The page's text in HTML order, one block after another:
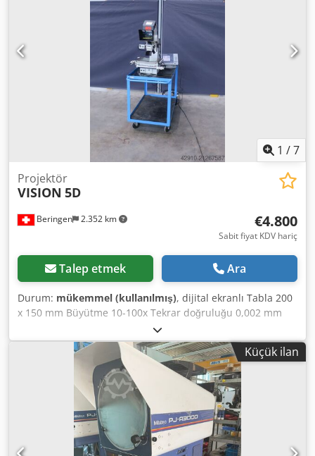
1 /7
Beringen 2.352 km
Projektör
VISION 5D
€4.800
Sabit fiyat KDV hariç
Talep etmek Ara
Durum: mükemmel (kullanılmış), dijital ekranlı Tabla 200
x 150 mm Büyütme 10-100x Tekrar doğruluğu 0,002 mm
Csdpfx Aeylbfdsfujha Çeşitli aksesuarlar MARCELS
MASCHINEN AG
Küçük ilan